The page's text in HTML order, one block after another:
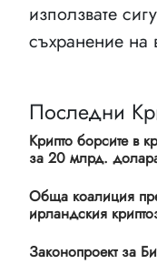
използвате
съхранение на
Последни
Крипто борсите в
за 20 млрд.
Обща коалиция
ирландския
Законопроект за